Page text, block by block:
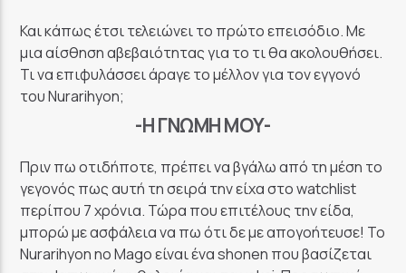
Και κάπως έτσι τελειώνει το πρώτο επεισόδιο. Με
μια αίσθηση αβεβαιότητας για το τι θα ακολουθήσει.
Τι να επιφυλάσσει άραγε το μέλλον για τον εγγονό
του Nurarihyon;
-Η ΓΝΏΜΗ ΜΟΥ-
Πριν πω οτιδήποτε, πρέπει να βγάλω από τη μέση το
γεγονός πως αυτή τη σειρά την είχα στο watchlist
περίπου 7 χρόνια. Τώρα που επιτέλους την είδα,
μπορώ με ασφάλεια να πω ότι δε με απογοήτευσε! To
Nurarihyon no Mago είναι ένα shonen που βασίζεται